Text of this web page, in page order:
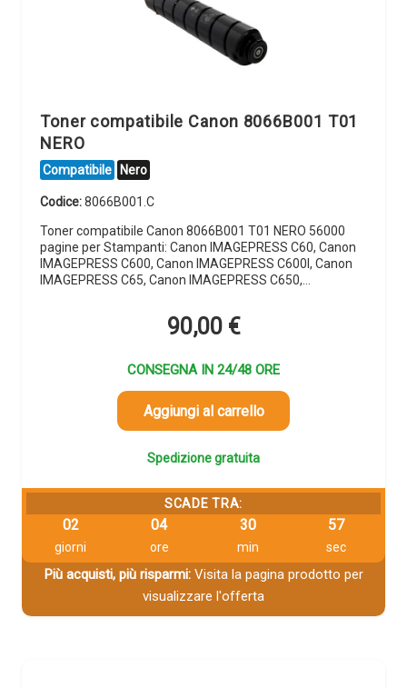
Toner compatibile Canon 8066B001 T01
NERO
Compatibile Nero
Codice:8066B001.C
Toner compatibile Canon 8066B001 T01 NERO 56000
pagine per Stampanti: Canon IMAGEPRESS C60, Canon
IMAGEPRESS C600, Canon IMAGEPRESS C600I, Canon
IMAGEPRESS C65, Canon IMAGEPRESS C650,…
90,00 €
CONSEGNA IN 24/48 ORE
Aggiungi al carrello
Spedizione gratuita
SCADE TRA:
02
giorni
04
ore
30
min
56
sec
Più acquisti, più risparmi:Visita la pagina prodotto per
visualizzare l'offerta